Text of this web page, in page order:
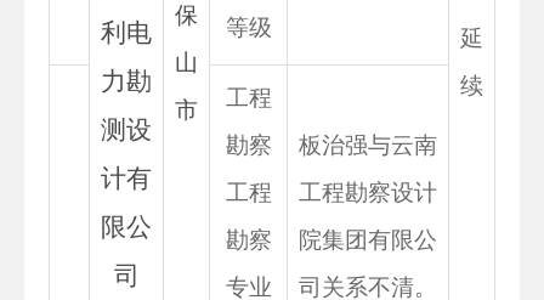
利电
力勘
测设
计有
限公
司
保
山
市
延
续
等级
工程
勘察
工程
勘察
专业
板治强与云南
工程勘察设计
院集团有限公
司关系不清。